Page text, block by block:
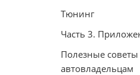
Тюнинг
Часть 3.
Полезные советы
автовладельцам